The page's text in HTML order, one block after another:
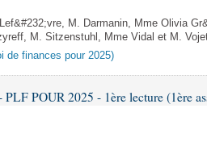
M. Darmanin, Mme Olivia
M. Sitzenstuhl, Mme Vidal et M.
de finances pour 2025)
POUR 2025 - 1ère lecture (1ère